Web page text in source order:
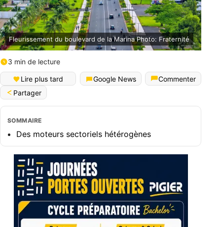
Fleurissement du boulevard de la Marina Photo: Fraternité
3 min de lecture
Lire plus tard Google News
Commenter
Partager
SOMMAIRE
Des moteurs sectoriels hétérogènes